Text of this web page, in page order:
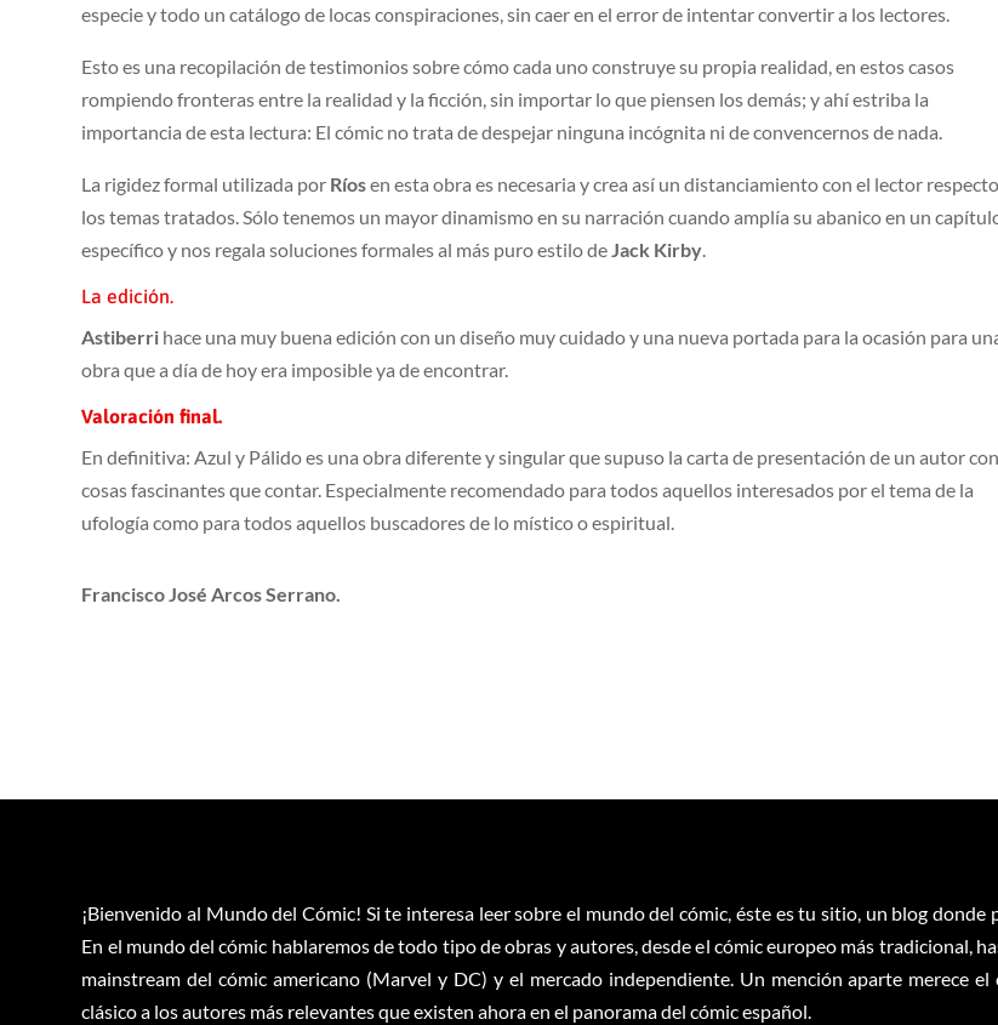
especie y todo un catálogo de locas conspiraciones, sin caer en el error de intentar convertir a los lectores.
Esto es una recopilación de testimonios sobre cómo cada uno construye su propia realidad, en estos casos
rompiendo fronteras entre la realidad y la ficción, sin importar lo que piensen los demás; y ahí estriba la
importancia de esta lectura: El cómic no trata de despejar ninguna incógnita ni de convencernos de nada.
La rigidez formal utilizada por Ríosen esta obra es necesaria y crea así un distanciamiento con el lector
los temas tratados. Sólo tenemos un mayor dinamismo en su narración cuando amplía su abanico en un
específico y nos regala soluciones formales al más puro estilo deJack Kirby.
La edición.
Astiberri hace una muy buena edición con un diseño muy cuidado y una nueva portada para la ocasión para
obra que a día de hoy era imposible ya de encontrar.
Valoración final.
En definitiva: Azul y Pálido es una obra diferente y singular que supuso la carta de presentación de un autor con
cosas fascinantes que contar. Especialmente recomendado para todos aquellos interesados por el tema de la
ufología como para todos aquellos buscadores de lo místico o espiritual.
Francisco José Arcos Serrano.
¡Bienvenido al Mundo del Cómic! Si te interesa leer sobre el mundo del cómic, éste es tu sitio, un blog
En el mundo del cómic hablaremos de todo tipo de obras y autores, desde el cómic europeo más tradicional,
mainstream del cómic americano (Marvel y DC) y el mercado independiente. Un mención aparte merece
clásico a los autores más relevantes que existen ahora en el panorama del cómic español.